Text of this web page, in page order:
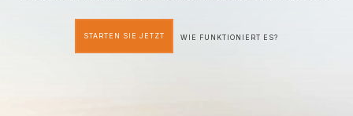
STARTEN SIE JETZT WIE FUNKTIONIERT ES?